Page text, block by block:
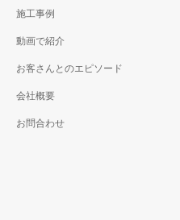
施工事例
動画で紹介
お客さんとのエピソード
会社概要
お問合わせ